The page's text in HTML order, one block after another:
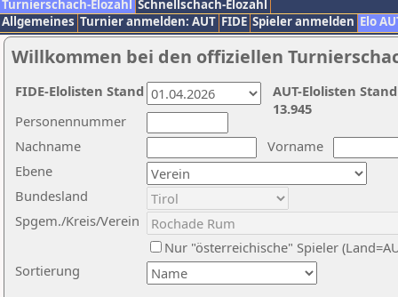
Turnierschach-Elozahl Schnellschach-Elozahl
Allgemeines Turnier anmelden: AUT FIDE Spieler anmelden Elo
Willkommen bei den offiziellen
Nachname
Vorname
Ebene
Sortierung
Personennummer
Bundesland
Spgem./Kreis/Verein
Nur "österreichische" Spieler
AUT-Elolisten
13.945
FIDE-Elolisten Stand